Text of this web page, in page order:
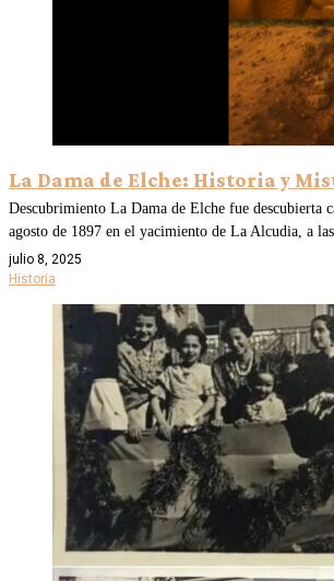
La Dama de Elche: Historia y
Descubrimiento La Dama de Elche fue descubierta
agosto de 1897 en el yacimiento de La Alcudia, a
julio 8, 2025
Historia